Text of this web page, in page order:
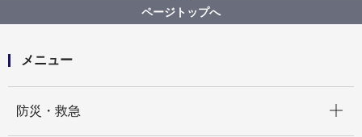
旧くぬぎ台小学校を活用する事業者の公募を実施しま
す！
ページトップへ
メニュー
防災・救急